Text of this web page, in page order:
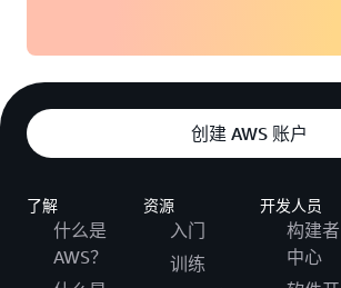
创建 AWS 账户
了解
什么是
AWS？
资源
入门
训练
开发人员
构建者
中心